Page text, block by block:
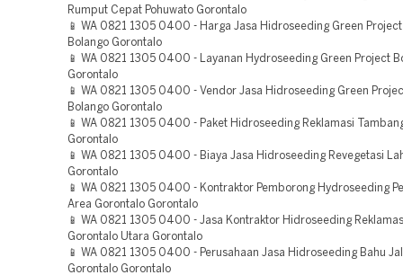
Rumput Cepat Pohuwato Gorontalo
📱 WA 0821 1305 0400 - Harga Jasa Hidroseeding Green Project
Bolango Gorontalo
📱 WA 0821 1305 0400 - Layanan Hydroseeding Green Project
Gorontalo
📱 WA 0821 1305 0400 - Vendor Jasa Hidroseeding Green
Bolango Gorontalo
📱 WA 0821 1305 0400 - Paket Hidroseeding Reklamasi
Gorontalo
📱 WA 0821 1305 0400 - Biaya Jasa Hidroseeding Revegetasi
Gorontalo
📱 WA 0821 1305 0400 - Kontraktor Pemborong Hydroseeding
Area Gorontalo Gorontalo
📱 WA 0821 1305 0400 - Jasa Kontraktor Hidroseeding
Gorontalo Utara Gorontalo
📱 WA 0821 1305 0400 - Perusahaan Jasa Hidroseeding Bahu
Gorontalo Gorontalo